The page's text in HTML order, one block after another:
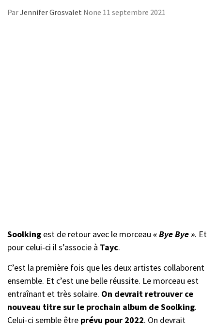
ParJennifer Grosvalet None 11 septembre 2021
Soolking est de retour avec le morceau « Bye Bye ». Et
pour celui-ci il s’associe à Tayc.
C’est la première fois que les deux artistes collaborent
ensemble. Et c’est une belle réussite. Le morceau est
entraînant et très solaire. On devrait retrouver ce
nouveau titre sur le prochain album de Soolking.
Celui-ci semble être prévu pour 2022. On devrait